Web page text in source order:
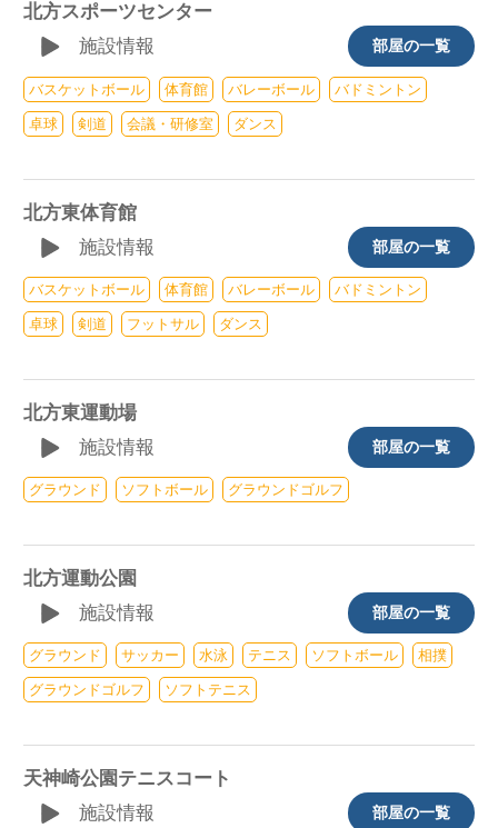
北方スポーツセンター
施設情報
部屋の一覧
バスケットボール 体育館 バレーボール バドミントン
卓球 剣道 会議・研修室 ダンス
北方東体育館
施設情報
部屋の一覧
バスケットボール 体育館 バレーボール バドミントン
卓球 剣道 フットサル ダンス
北方東運動場
施設情報
部屋の一覧
グラウンド ソフトボール グラウンドゴルフ
北方運動公園
施設情報
部屋の一覧
グラウンド サッカー 水泳 テニス ソフトボール 相撲
グラウンドゴルフ ソフトテニス
天神崎公園テニスコート
施設情報
部屋の一覧